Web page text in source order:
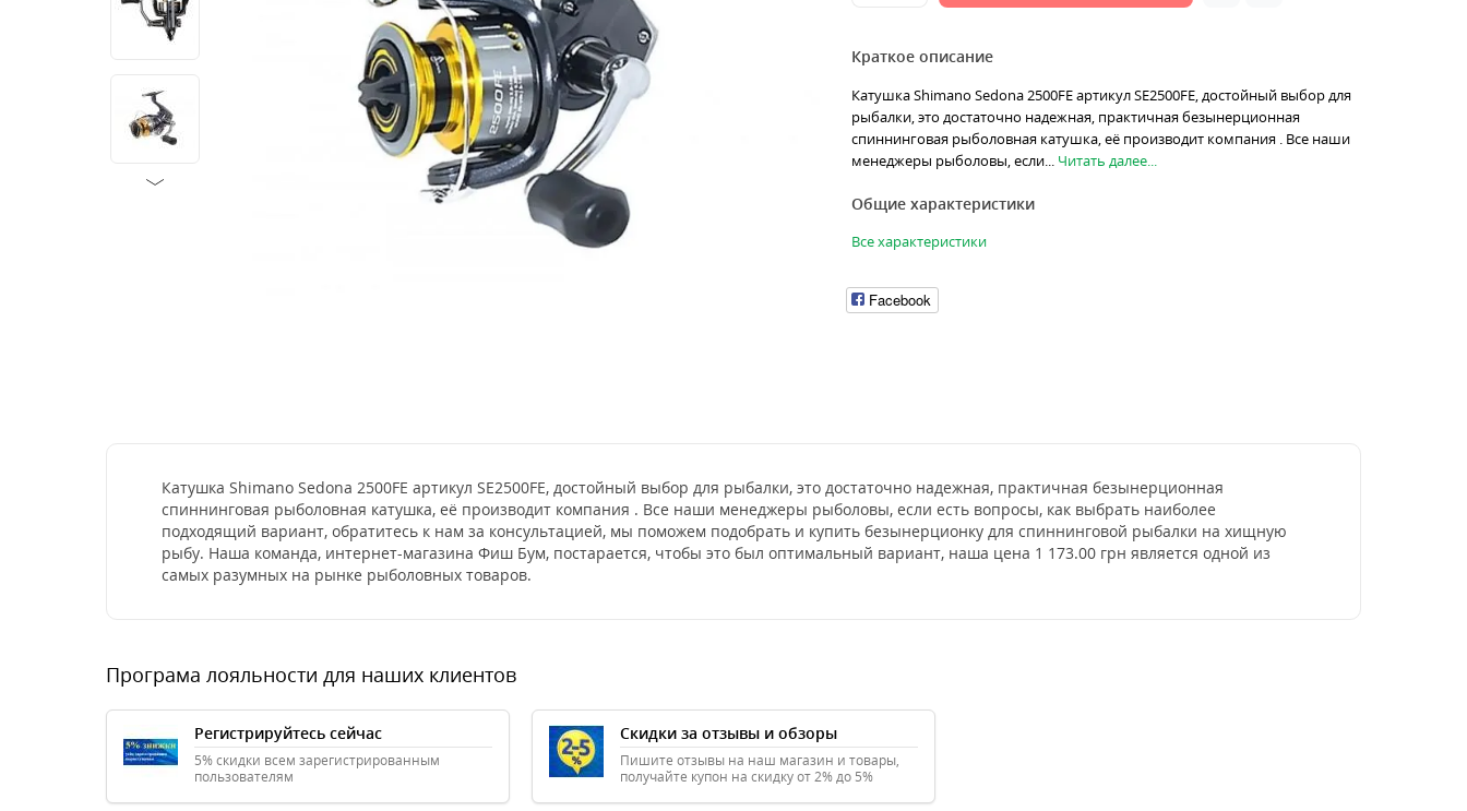
Краткое описание
Катушка Shimano Sedona 2500FE артикул SE2500FE, достойный выбор для
рыбалки, это достаточно надежная, практичная безынерционная
спиннинговая рыболовная катушка, её производит компания . Все наши
менеджеры рыболовы, если... Читать далее...
Общие характеристики
Все характеристики
Facebook
Катушка Shimano Sedona 2500FE артикул SE2500FE, достойный выбор для рыбалки, это достаточно надежная, практичная безынерционная
спиннинговая рыболовная катушка, её производит компания . Все наши менеджеры рыболовы, если есть вопросы, как выбрать наиболее
подходящий вариант, обратитесь к нам за консультацией, мы поможем подобрать и купить безынерционку для спиннинговой рыбалки на хищную
рыбу. Наша команда, интернет-магазина Фиш Бум, постарается, чтобы это был оптимальный вариант, наша цена 1 173.00 грн является одной из
самых разумных на рынке рыболовных товаров.
Програма лояльности для наших клиентов
Регистрируйтесь сейчас
5% скидки всем зарегистрированным
пользователям
Скидки за отзывы и обзоры
Пишите отзывы на наш магазин и товары,
получайте купон на скидку от 2% до 5%